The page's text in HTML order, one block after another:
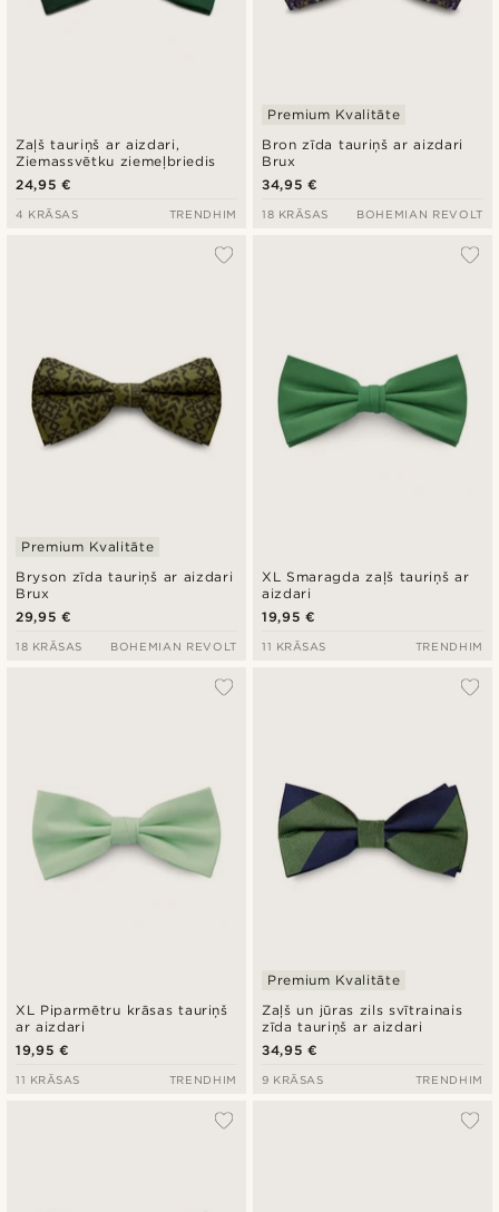
Zaļš tauriņš ar aizdari,
Ziemassvētku ziemeļbriedis
24,95 €
4 KRĀSAS TRENDHIM
Bron zīda tauriņš ar aizdari
Brux
Premium Kvalitāte
34,95 €
18 KRĀSAS BOHEMIAN REVOLT
Bryson zīda tauriņš ar aizdari
Brux
Premium Kvalitāte
29,95 €
18 KRĀSAS BOHEMIAN REVOLT
XL Smaragda zaļš tauriņš ar
aizdari
19,95 €
11 KRĀSAS TRENDHIM
XL Piparmētru krāsas tauriņš
ar aizdari
19,95 €
11 KRĀSAS TRENDHIM
Zaļš un jūras zils svītrainais
zīda tauriņš ar aizdari
Premium Kvalitāte
34,95 €
9 KRĀSAS TRENDHIM